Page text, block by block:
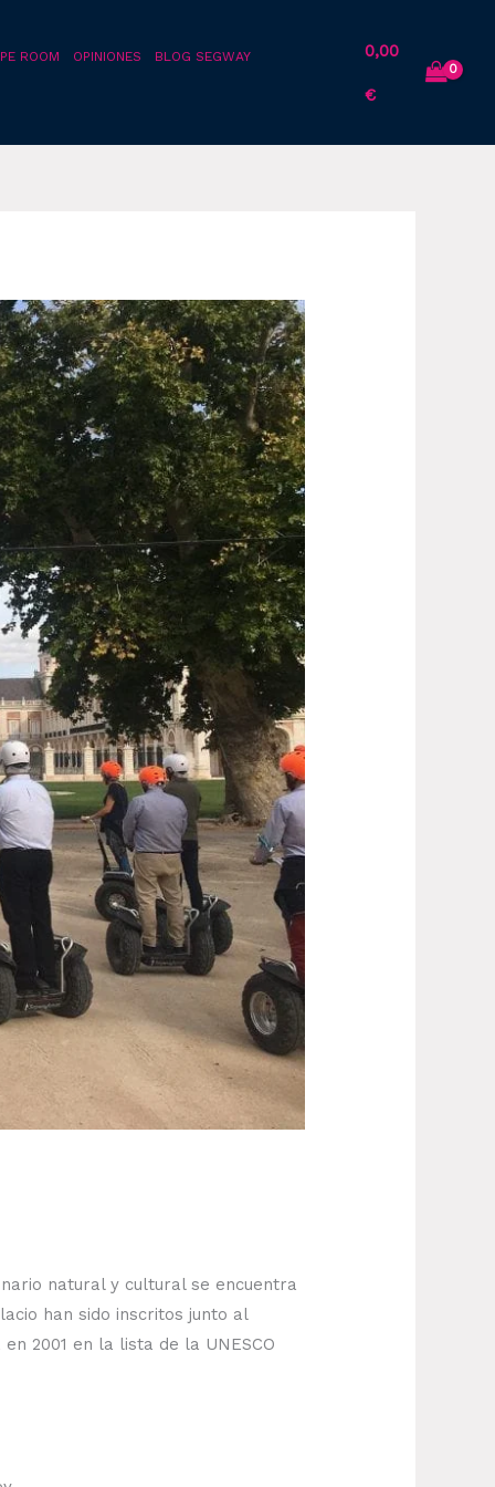
ROOM OPINIONES BLOG SEGWAY 0,00
€
natural y cultural se encuentra
han sido inscritos junto al
2001 en la lista de la UNESCO